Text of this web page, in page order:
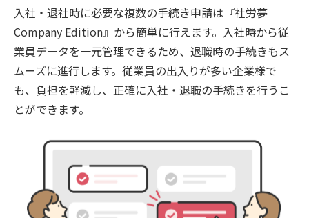
入社・退社時に必要な複数の手続き申請は『社労夢
Company Edition』から簡単に行えます。入社時から従
業員データを一元管理できるため、退職時の手続きもス
ムーズに進行します。従業員の出入りが多い企業様で
も、負担を軽減し、正確に入社・退職の手続きを行うこ
とができます。